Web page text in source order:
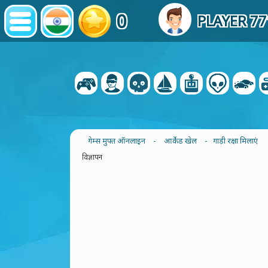
0 PLAYER
गेम्स मुफ्त ऑनलाइन - आर्केड खेल - गाड़ी रक्षा मिलाएं
विज्ञापन